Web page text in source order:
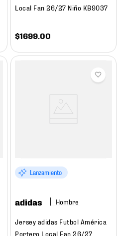
Local Fan 26/27 Niño KB9037
$1699 .00
Lanzamiento
adidas Hombre
Jersey adidas Futbol América
Portero Local Fan 26/27